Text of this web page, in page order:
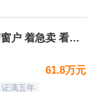
南北通透的F户型 卫生间带窗户 着急卖 看房随时
61.8万元
证满五年